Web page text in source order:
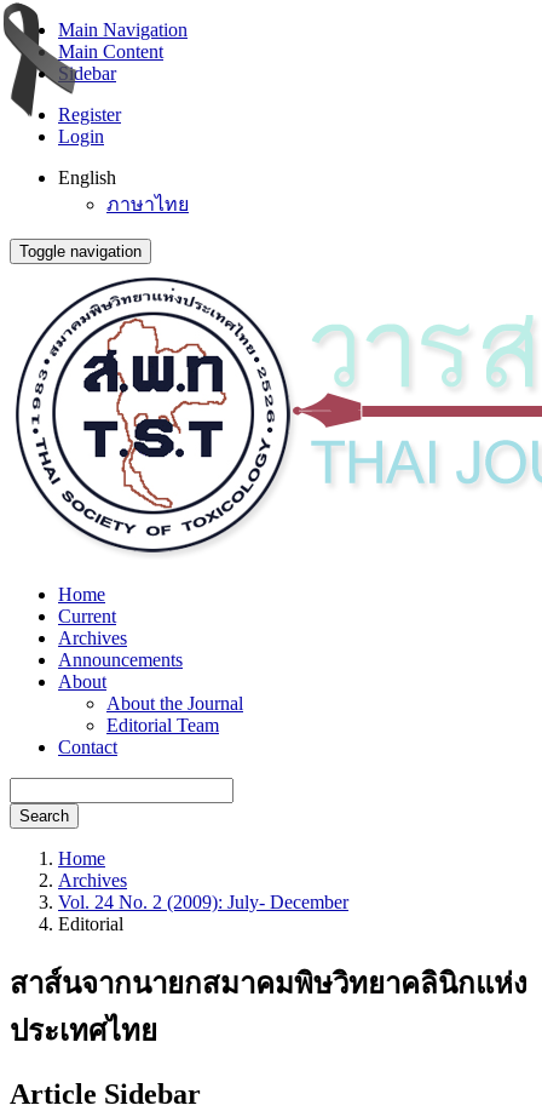
Main Navigation
Main Content
Sidebar
Register
Login
English
ภาษาไทย
Toggle navigation
Home
Current
Archives
Announcements
About
About the Journal
Editorial Team
Contact
Search
Home
Archives
Vol. 24 No. 2 (2009): July- December
Editorial
สาส์นจากนายกสมาคมพิษวิทยาคลินิกแห่ง
ประเทศไทย
Article Sidebar